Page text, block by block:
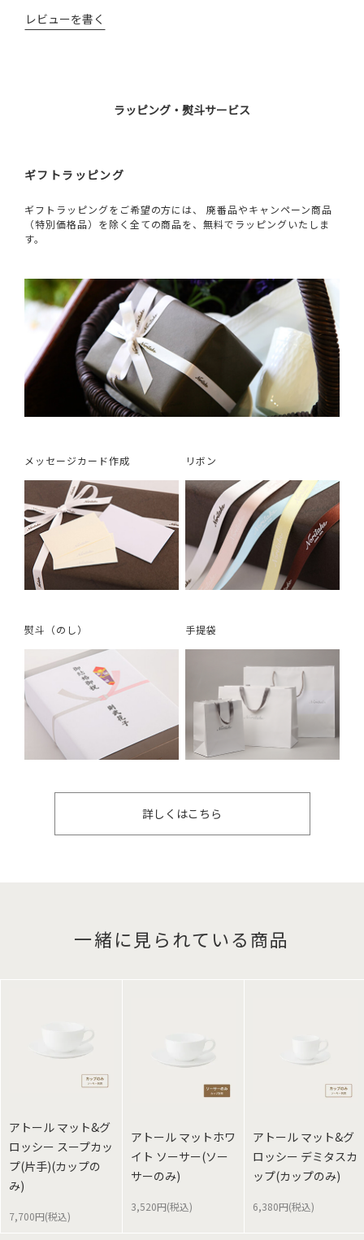
レビューを書く
ラッピング・熨斗サービス
ギフトラッピング
ギフトラッピングをご希望の方には、 廃番品やキャンペーン商品
（特別価格品）を除く全ての商品を、無料でラッピングいたしま
す。
メッセージカード作成 リボン
熨斗（のし） 手提袋
詳しくはこちら
一緒に見られている商品
アトール マット&グ
ロッシー スープカッ
プ(片手)(カップの
み)
7,700円(税込)
アトール マットホワ
イト ソーサー(ソー
サーのみ)
3,520円(税込)
アトール マット&グ
ロッシー デミタスカ
ップ(カップのみ)
6,380円(税込)